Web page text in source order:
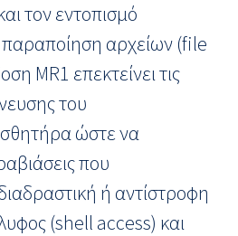
τον εντοπισμό
παραποίηση αρχείων (file
MR1 επεκτείνει τις
του
ώστε να
που
ή αντίστροφη
(shell access) και